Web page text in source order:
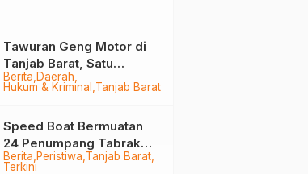
Berita Daerah
Hukum & Kriminal Tanjab Barat
Tawuran Geng Motor di
Tanjab Barat, Satu
Remaja Kritis Dibacok, 3
Pelaku Ditangkap
Berita Peristiwa Tanjab Barat
Terkini
Speed Boat Bermuatan
24 Penumpang Tabrak
Togok di Kuala Tungkal,